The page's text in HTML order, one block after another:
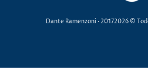
Dante Ramenzoni · 20172026 ©